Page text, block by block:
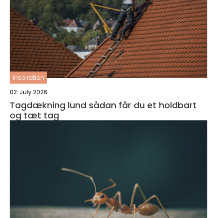
inspiration
02. July 2026
Tagdækning lund sådan får du et holdbart
og tæt tag